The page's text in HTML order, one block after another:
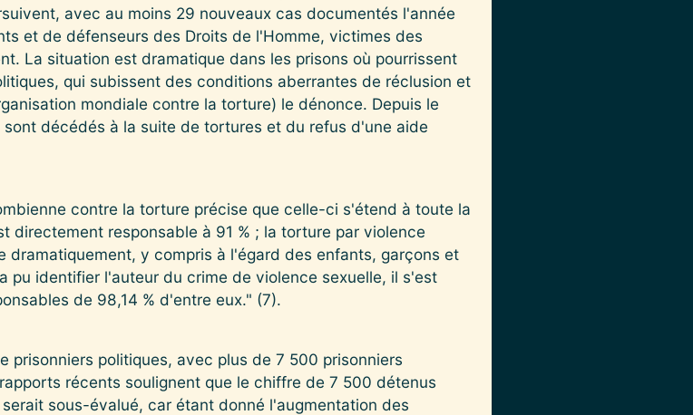
avec au moins 29 nouveaux cas documentés l'année
et de défenseurs des Droits de l'Homme, victimes des
La situation est dramatique dans les prisons où pourrissent
qui subissent des conditions aberrantes de réclusion et
mondiale contre la torture) le dénonce. Depuis le
décédés à la suite de tortures et du refus d'une aide
contre la torture précise que celle-ci s'étend à toute la
directement responsable à 91 % ; la torture par violence
dramatiquement, y compris à l'égard des enfants, garçons et
pu identifier l'auteur du crime de violence sexuelle, il s'est
de 98,14 % d'entre eux." (7).
prisonniers politiques, avec plus de 7 500 prisonniers
récents soulignent que le chiffre de 7 500 détenus
sous-évalué, car étant donné l'augmentation des